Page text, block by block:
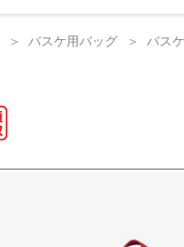
バスケ用バッグ バス